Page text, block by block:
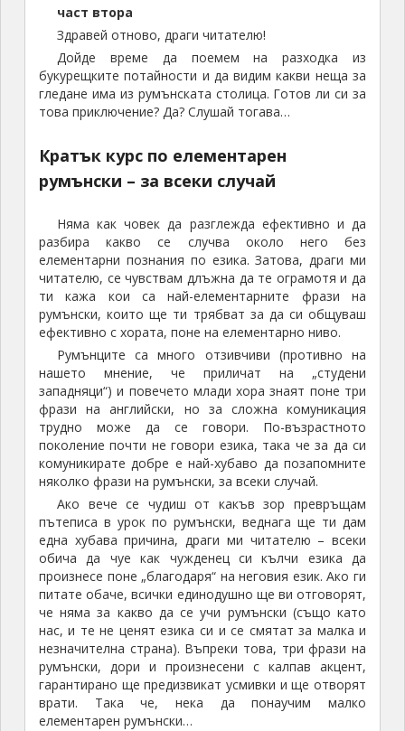
част втора
Здравей отново, драги читателю!
Дойде време да поемем на разходка из
букурещките потайности и да видим какви неща за
гледане има из румънската столица. Готов ли си за
това приключение? Да? Слушай тогава…
Кратък курс по елементарен
румънски – за всеки случай
Няма как човек да разглежда ефективно и да
разбира какво се случва около него без
елементарни познания по езика. Затова, драги ми
читателю, се чувствам длъжна да те ограмотя и да
ти кажа кои са най-елементарните фрази на
румънски, които ще ти трябват за да си общуваш
ефективно с хората, поне на елементарно ниво.
Румънците са много отзивчиви (противно на
нашето мнение, че приличат на „студени
западняци“) и повечето млади хора знаят поне три
фрази на английски, но за сложна комуникация
трудно може да се говори. По-възрастното
поколение почти не говори езика, така че за да си
комуникирате добре е най-хубаво да позапомните
няколко фрази на румънски, за всеки случай.
Ако вече се чудиш от какъв зор превръщам
пътеписа в урок по румънски, веднага ще ти дам
една хубава причина, драги ми читателю – всеки
обича да чуе как чужденец си кълчи езика да
произнесе поне „благодаря“ на неговия език. Ако ги
питате обаче, всички единодушно ще ви отговорят,
че няма за какво да се учи румънски (също като
нас, и те не ценят езика си и се смятат за малка и
незначителна страна). Въпреки това, три фрази на
румънски, дори и произнесени с калпав акцент,
гарантирано ще предизвикат усмивки и ще отворят
врати. Така че, нека да понаучим малко
елементарен румънски…